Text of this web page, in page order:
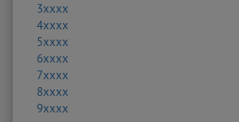
3xxxx
4xxxx
5xxxx
6xxxx
7xxxx
8xxxx
9xxxx